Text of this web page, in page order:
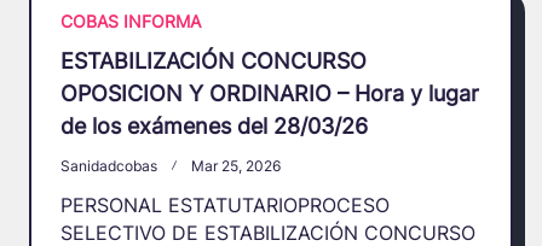
COBAS INFORMA
ESTABILIZACIÓN CONCURSO
OPOSICION Y ORDINARIO – Hora y lugar
de los exámenes del 28/03/26
Sanidadcobas Mar 25, 2026
PERSONAL ESTATUTARIOPROCESO
SELECTIVO DE ESTABILIZACIÓN CONCURSO